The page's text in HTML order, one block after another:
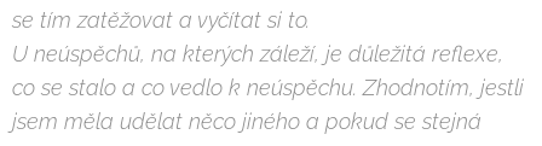
se tím zatěžovat a vyčítat si to.
U neúspěchů, na kterých záleží, je důležitá reflexe,
co se stalo a co vedlo k neúspěchu. Zhodnotím, jestli
jsem měla udělat něco jiného a pokud se stejná